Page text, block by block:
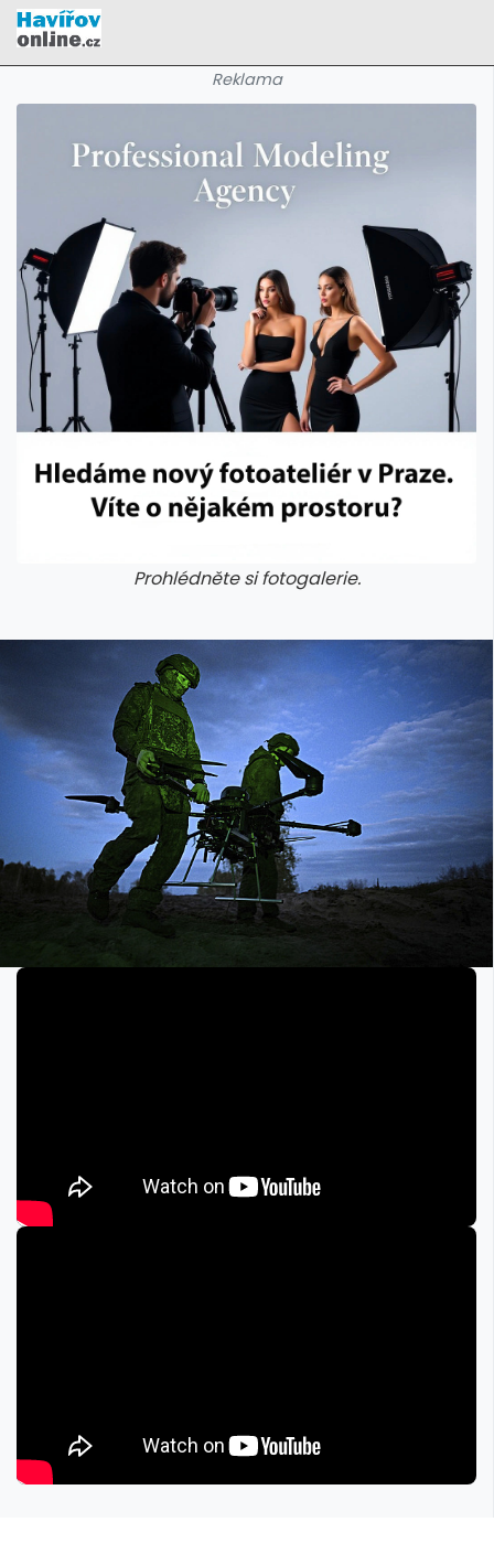
Reklama
Prohlédněte si fotogalerie.